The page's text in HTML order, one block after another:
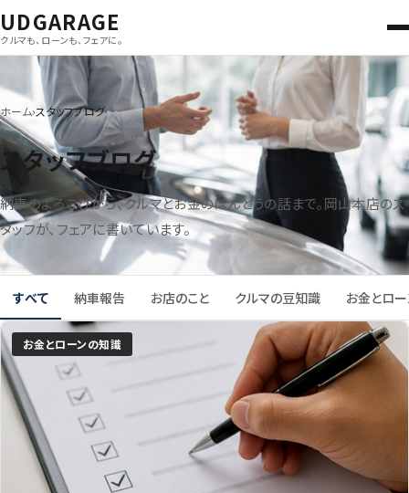
UDGARAGE
クルマも、ローンも、フェアに。
ホーム スタッフブログ
スタッフブログ
納車のよろこびから、クルマとお金のほんとうの話まで。岡山本店のス
タッフが、フェアに書いています。
すべて 納車報告 お店のこと クルマの豆知識 お金とロ
記事一覧
お金とローンの知識